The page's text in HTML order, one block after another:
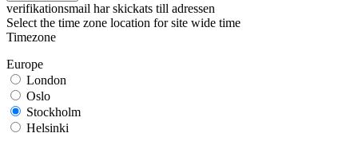
verifikationsmail har skickats till adressen
Select the time zone location for site wide time
Timezone
Europe
London
Oslo
Stockholm
Helsinki